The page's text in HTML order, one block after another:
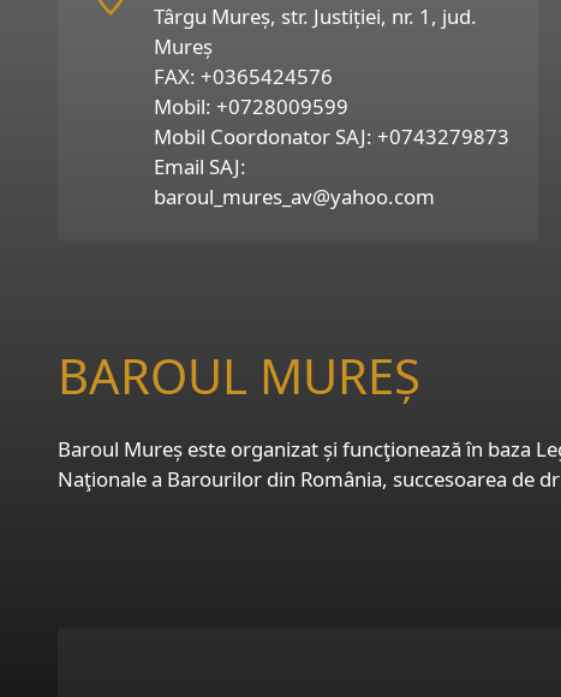
Târgu Mureș, str. Justiției, nr. 1, jud.
Mureș
FAX: +0365424576
Mobil: +0728009599
Mobil Coordonator SAJ: +0743279873
Email SAJ:
baroul_mures_av@yahoo.com
BAROUL MUREȘ
Baroul Mureș este organizat și funcţionează în baza
Naţionale a Barourilor din România, succesoarea de